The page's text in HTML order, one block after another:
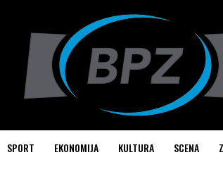
SPORT EKONOMIJA KULTURA SCENA